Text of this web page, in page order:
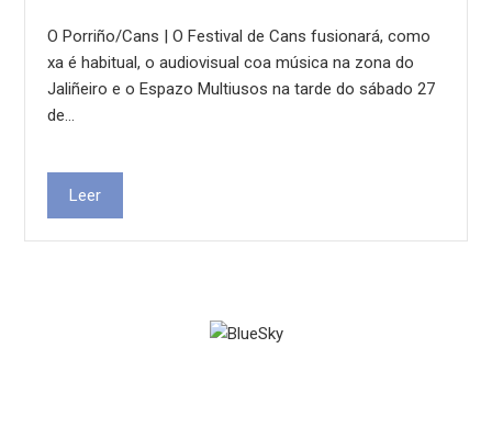
O Porriño/Cans | O Festival de Cans fusionará, como
xa é habitual, o audiovisual coa música na zona do
Jaliñeiro e o Espazo Multiusos na tarde do sábado 27
de…
Leer